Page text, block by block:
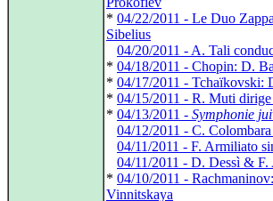
* 04/22/2011 - Le Duo
Sibelius
04/20/2011 - A. Tali
* 04/18/2011 - Chopin: D.
* 04/17/2011 - Tchaïkovski:
* 04/15/2011 - R. Muti dirige
* 04/13/2011 - Symphonie
04/12/2011 - C.
04/11/2011 - F. Armiliato
04/11/2011 - D. Dessì &
* 04/10/2011 -
Vinnitskaya